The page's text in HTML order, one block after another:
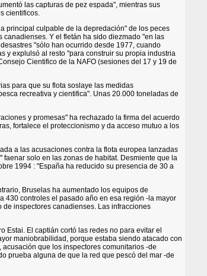
las capturas de pez espada", mientras sus
cientificos.
principal culpable de la depredación" de los peces
Y el fletán ha sido diezmado "en las
"sólo han ocurrido desde 1977, cuando
y explulsó al resto "para construir su propia industria
Cientifico de la NAFO (sesiones del 17 y 19 de
para que su flota soslaye las medidas
recreativa y cientifica". Unas 20.000 toneladas de
y promesas" ha rechazado la firma del acuerdo
fortalece el proteccionismo y da acceso mutuo a los
a las acusaciones contra la flota europea lanzadas
solo en las zonas de habitat. Desmiente que la
1994 : "España ha reducido su presencia de 30 a
Bruselas ha aumentado los equipos de
430 controles el pasado año en esa región -la mayor
inspectores canadienses. Las infracciones
Estai. El captián cortó las redes no para evitar el
maniobrabilidad, porque estaba siendo atacado con
que los inspectores comunitarios -de
prueba alguna de que la red que pescó del mar -de